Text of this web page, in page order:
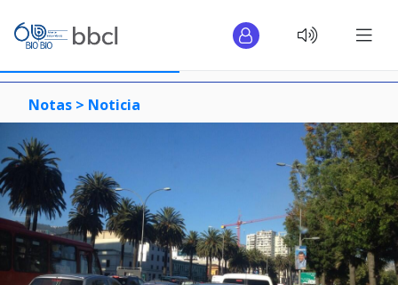
Notas > Noticia